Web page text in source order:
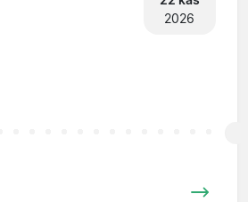
2026